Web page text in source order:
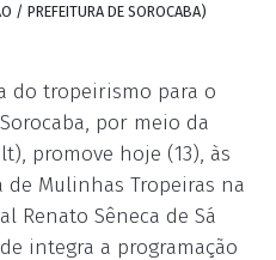
PREFEITURA DE SOROCABA)
do tropeirismo para o
por meio da
promove hoje (13), às
Mulinhas Tropeiras na
Renato Sêneca de Sá
integra a programação